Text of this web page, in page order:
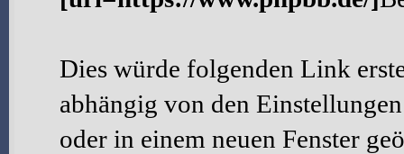
Dies würde folgenden Link
abhängig von den
oder in einem neuen Fenster